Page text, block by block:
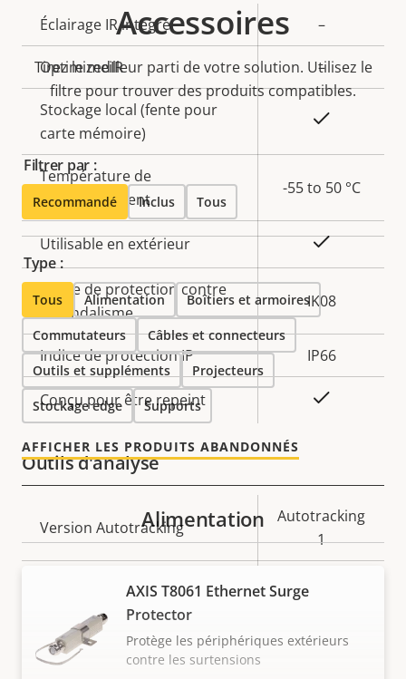
Description
de la
propriété
Valeur de
la
propriété
Éclairage IR intégré –
OptimizedIR –
Stockage local (fente pour
carte mémoire)
Température de
fonctionnement
-55 to 50 °C
Utilisable en extérieur Oui
Indice de protection contre
le vandalisme
IK08
Indice de protection IP IP66
Conçu pour être repeint
Outils d'analyse
de la
propriété
Valeur de
la
propriété
Version Autotracking
Autotracking
1
Aide à l'orientation
Vidéo
Accessoires
Tirez le meilleur parti de votre solution. Utilisez le
filtre pour trouver des produits compatibles.
Filtrer par :
Recommandé Inclus Tous
Type :
Tous Alimentation Boîtiers et armoires
Commutateurs Câbles et connecteurs
Outils et suppléments Projecteurs
Stockage edge Supports
AFFICHER LES PRODUITS ABANDONNÉS
Alimentation
AXIS T8061 Ethernet Surge
Protector
Protège les périphériques extérieurs
contre les surtensions